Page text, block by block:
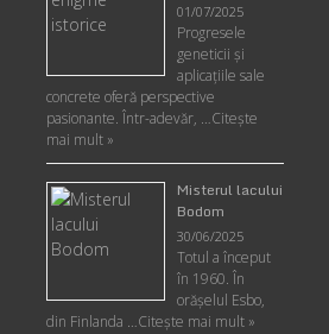
01/07/2025
Progresele
geneticii şi
aplicaţiile sale
concrete oferă perspective
pasionante. Într-adevăr, …Citește
mai mult »
Misterul lacului
Bodom
30/06/2025
Totul a început
în 1960. În
orășelul Esbo,
din Finlanda …Citește mai mult »